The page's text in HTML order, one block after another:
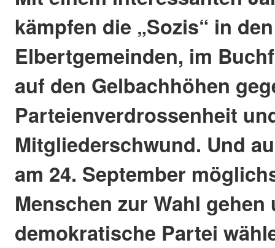
kämpfen die „Sozis“ in den
Elbertgemeinden, im
auf den Gelbachhöhen
Parteienverdrossenheit
Mitgliederschwund. Und
am 24. September
Menschen zur Wahl gehen
demokratische Partei